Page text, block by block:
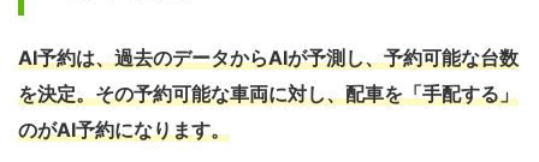
AI予約は、過去のデータからAIが予測し、予約可能な台数
を決定。その予約可能な車両に対し、配車を「手配する」
のがAI予約になります。